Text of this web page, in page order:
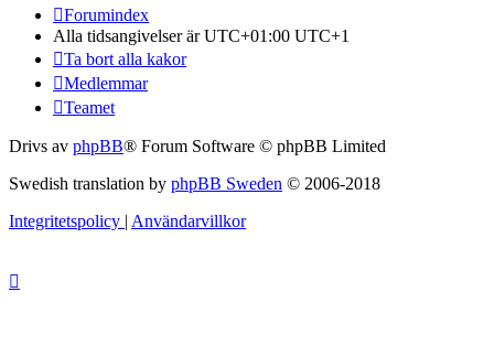
Forumindex
Alla tidsangivelser är UTC+01:00 UTC+1
Ta bort alla kakor
Medlemmar
Teamet
Drivs av phpBB® Forum Software © phpBB Limited
Swedish translation by phpBB Sweden © 2006-2018
Integritetspolicy | Användarvillkor